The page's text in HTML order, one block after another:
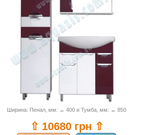
Ширина: Пенал, мм: ↔ 400 и Тумба, мм: ↔ 850
⇧ 10680 грн ⇧